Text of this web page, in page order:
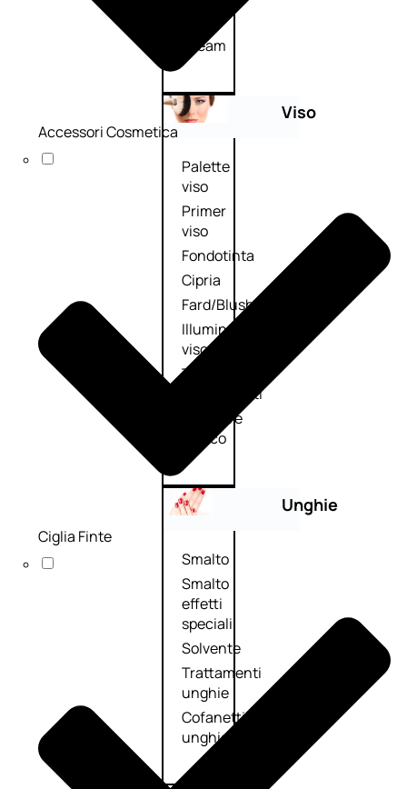
Cream
Viso
Palette
viso
Primer
viso
Fondotinta
Cipria
Fard/Blush
Illuminante
viso
Terre
abbronzanti
Fissatore
trucco
Unghie
Smalto
Smalto
effetti
speciali
Solvente
Trattamenti
unghie
Cofanetti
unghie
Accessori Cosmetica
Ciglia Finte